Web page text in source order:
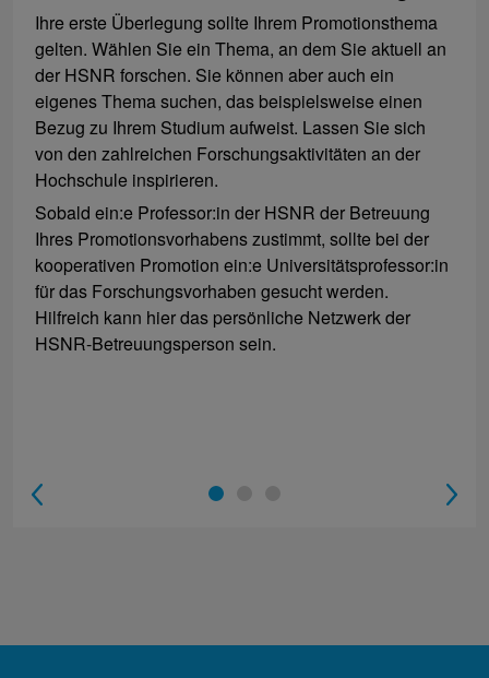
Ihre erste Überlegung sollte Ihrem Promotionsthema
gelten. Wählen Sie ein Thema, an dem Sie aktuell an
der HSNR forschen. Sie können aber auch ein
eigenes Thema suchen, das beispielsweise einen
Bezug zu Ihrem Studium aufweist. Lassen Sie sich
von den zahlreichen Forschungsaktivitäten an der
Hochschule inspirieren.
Sobald ein:e Professor:in der HSNR der Betreuung
Ihres Promotionsvorhabens zustimmt, sollte bei der
kooperativen Promotion ein:e Universitätsprofessor:in
für das Forschungsvorhaben gesucht werden.
Hilfreich kann hier das persönliche Netzwerk der
HSNR-Betreuungsperson sein.
1